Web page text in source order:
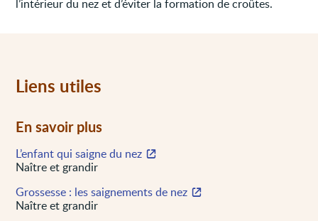
l’intérieur du nez et d’éviter la formation de croûtes.
Liens utiles
En savoir plus
L’enfant qui saigne du nez
Naître et grandir
Grossesse : les saignements de nez
Naître et grandir